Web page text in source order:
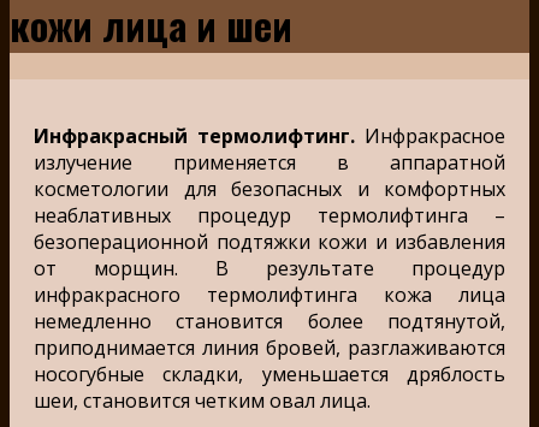
кожи лица и шеи
Инфракрасный термолифтинг. Инфракрасное
излучение применяется в аппаратной
косметологии для безопасных и комфортных
неаблативных процедур термолифтинга –
безоперационной подтяжки кожи и избавления
от морщин. В результате процедур
инфракрасного термолифтинга кожа лица
немедленно становится более подтянутой,
приподнимается линия бровей, разглаживаются
носогубные складки, уменьшается дряблость
шеи, становится четким овал лица.